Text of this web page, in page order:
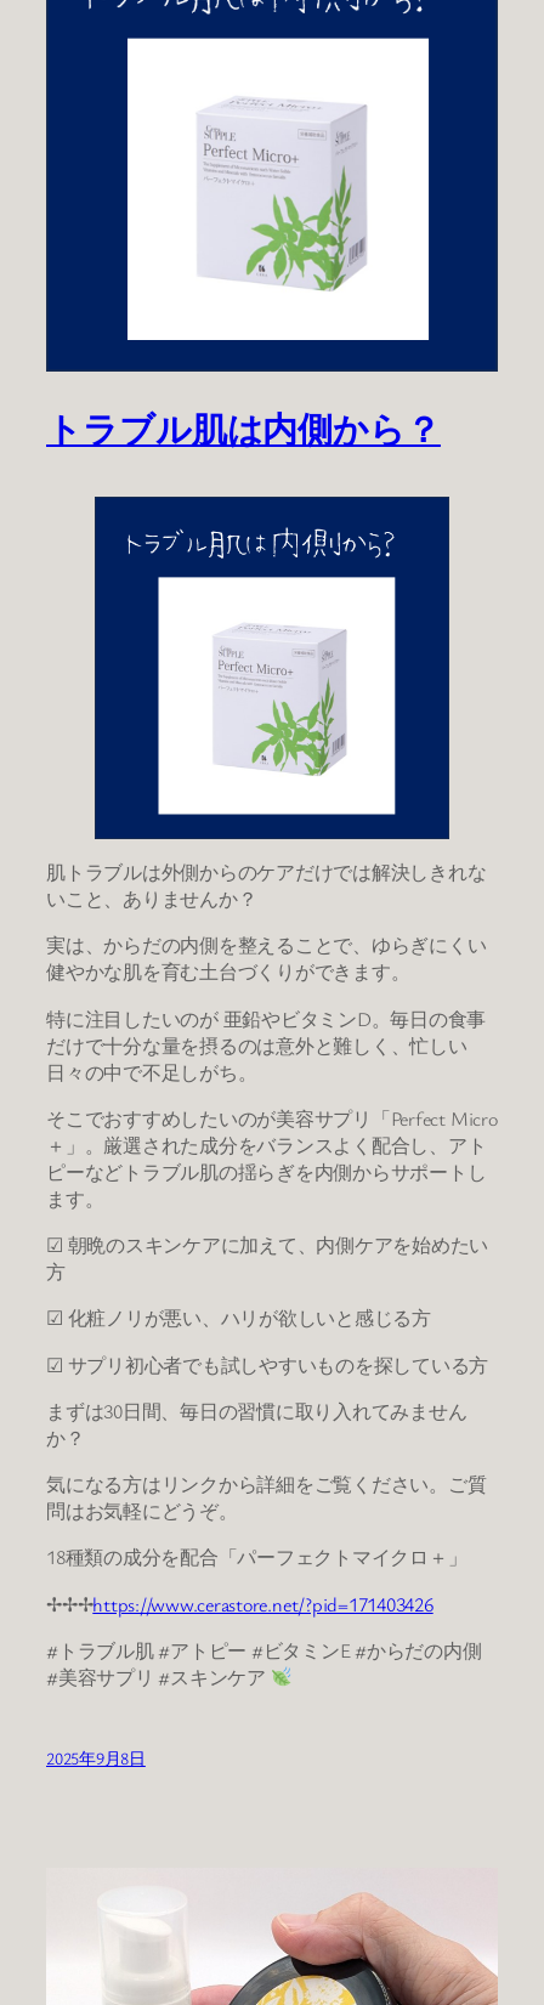
トラブル肌は内側から？
肌トラブルは外側からのケアだけでは解決しきれな
いこと、ありませんか？
実は、からだの内側を整えることで、ゆらぎにくい
健やかな肌を育む土台づくりができます。
特に注目したいのが 亜鉛やビタミンD。毎日の食事
だけで十分な量を摂るのは意外と難しく、忙しい
日々の中で不足しがち。
そこでおすすめしたいのが美容サプリ「Perfect Micro
＋」。厳選された成分をバランスよく配合し、アト
ピーなどトラブル肌の揺らぎを内側からサポートし
ます。
☑ 朝晩のスキンケアに加えて、内側ケアを始めたい
方
☑ 化粧ノリが悪い、ハリが欲しいと感じる方
☑ サプリ初心者でも試しやすいものを探している方
まずは30日間、毎日の習慣に取り入れてみません
か？
気になる方はリンクから詳細をご覧ください。ご質
問はお気軽にどうぞ。
18種類の成分を配合「パーフェクトマイクロ＋」
✢✢✢https://www.cerastore.net/?pid=171403426
#トラブル肌 #アトピー #ビタミンE #からだの内側
#美容サプリ #スキンケア
2025年9月8日